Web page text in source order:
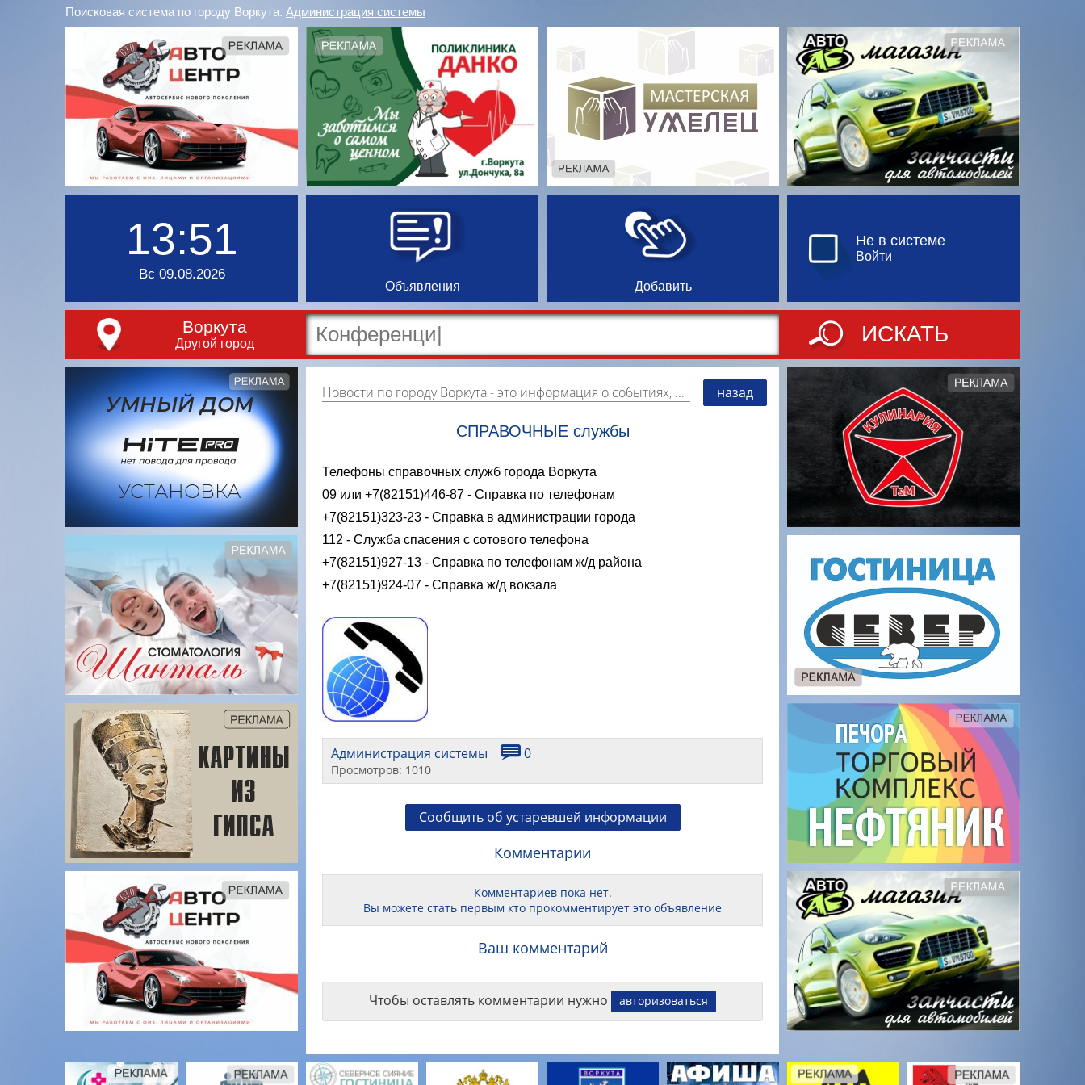
Поисковая система по городу Воркута. Администрация системы
13:51
Вс 09.08.2026
Объявления Добавить
Не в системе
Войти
Воркута
Другой город ИСКАТЬ
Новости по городу Воркута- это информация о событиях, мероприятиях и торгово-коммерческой деятельности города. Страницу наполняют платные и бесплатные объявления, имеющие функцию "поднятия вверх списка". назад
СПРАВОЧНЫЕ службы
Телефоны справочных служб города Воркута
09 или +7(82151)446-87 - Справка по телефонам
+7(82151)323-23 - Справка в администрации города
112 - Служба спасения с сотового телефона
+7(82151)927-13 - Справка по телефонам ж/д района
+7(82151)924-07 - Справка ж/д вокзала
Администрация системы 0
Просмотров: 1010
Сообщить об устаревшей информации
Комментарии
Комментариев пока нет.
Вы можете стать первым кто прокомментирует это объявление
Ваш комментарий
Чтобы оставлять комментарии нужно авторизоваться